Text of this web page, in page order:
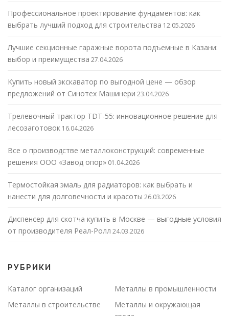
Профессиональное проектирование фундаментов: как
выбрать лучший подход для строительства 12.05.2026
Лучшие секционные гаражные ворота подъемные в Казани:
выбор и преимущества 27.04.2026
Купить новый экскаватор по выгодной цене — обзор
предложений от Синотех Машинери 23.04.2026
Трелевочный трактор TDT-55: инновационное решение для
лесозаготовок 16.04.2026
Все о производстве металлоконструкций: современные
решения ООО «Завод опор» 01.04.2026
Термостойкая эмаль для радиаторов: как выбрать и
нанести для долговечности и красоты 26.03.2026
Диспенсер для скотча купить в Москве — выгодные условия
от производителя Реал-Ролл 24.03.2026
РУБРИКИ
Каталог организаций
Металлы в промышленности
Металлы в строительстве
Металлы и окружающая